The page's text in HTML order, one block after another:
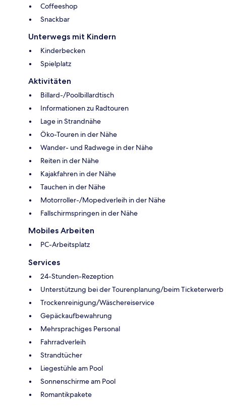
Coffeeshop
Snackbar
Unterwegs mit Kindern
Kinderbecken
Spielplatz
Aktivitäten
Billard-/Poolbillardtisch
Informationen zu Radtouren
Lage in Strandnähe
Öko-Touren in der Nähe
Wander- und Radwege in der Nähe
Reiten in der Nähe
Kajakfahren in der Nähe
Tauchen in der Nähe
Motorroller-/Mopedverleih in der Nähe
Fallschirmspringen in der Nähe
Mobiles Arbeiten
PC-Arbeitsplatz
Services
24-Stunden-Rezeption
Unterstützung bei der Tourenplanung/beim Ticketerwerb
Trockenreinigung/Wäschereiservice
Gepäckaufbewahrung
Mehrsprachiges Personal
Fahrradverleih
Strandtücher
Liegestühle am Pool
Sonnenschirme am Pool
Romantikpakete